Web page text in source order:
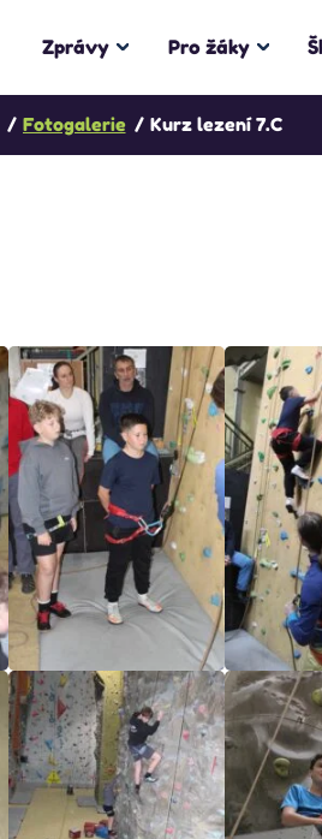
Zprávy Pro žáky
Fotogalerie Kurz lezení 7.C